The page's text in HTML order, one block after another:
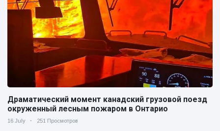
Драматический момент канадский грузовой поезд
окруженный лесным пожаром в Онтарио
16 July 251 Просмотров